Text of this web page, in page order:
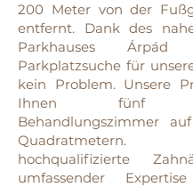
200 Meter von der
entfernt. Dank des
Parkhauses
Parkplatzsuche für
kein Problem. Unsere
Ihnen fünf
Behandlungszimmer
hochqualifizierte
umfassender